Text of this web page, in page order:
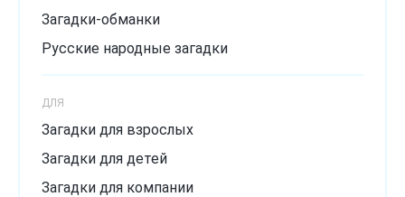
Загадки-обманки
Русские народные загадки
Сложные загадки
Смешные загадки
Хитрые загадки
ДЛЯ
Загадки для взрослых
Загадки для детей
Загадки для компании